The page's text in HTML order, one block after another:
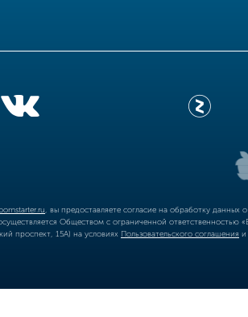
, вы предоставляете согласие на обработку
Обществом с ограниченной
проспект, 15А) на условиях Пользовательского соглашения и